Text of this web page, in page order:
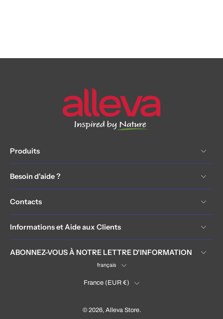
Produits
Besoin d'aide ?
Contacts
Informations et Aide aux Clients
ABONNEZ-VOUS À NOTRE LETTRE D'INFORMATION
français
France ‎(EUR €)‎
© 2026, Alleva Store.